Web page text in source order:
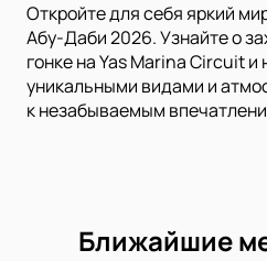
Откройте для себя яркий
Абу-Даби 2026. Узнайте о
гонке на Yas Marina Circuit и
уникальными видами и
к незабываемым
Ближайшие